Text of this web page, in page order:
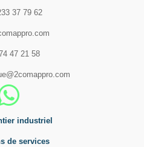
37 79 62
47 21 58
industriel
de services